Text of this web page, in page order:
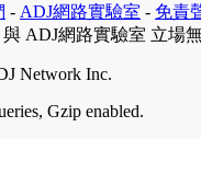
- ADJ網路實驗室 - 免責
ADJ網路實驗室 立場
Network Inc.
Gzip enabled.